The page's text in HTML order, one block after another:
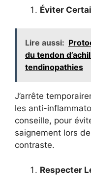
Éviter
Lire aussi:
du tendon
tendinopathies
J’arrête
les anti-
conseille, pour
saignement lors
contraste.
Respecter